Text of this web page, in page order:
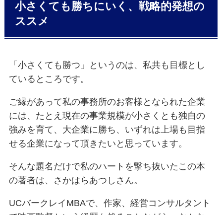
小さくても勝ちにいく、戦略的発想の
ススメ
「小さくても勝つ」というのは、私共も目標とし
ているところです。
ご縁があって私の事務所のお客様となられた企業
には、たとえ現在の事業規模が小さくとも独自の
強みを育て、大企業に勝ち、いずれは上場も目指
せる企業になって頂きたいと思っています。
そんな題名だけで私のハートを撃ち抜いたこの本
の著者は、さかはらあつしさん。
UCバークレイMBAで、作家、経営コンサルタント